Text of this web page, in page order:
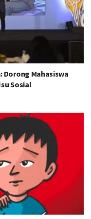
Dorong Mahasiswa
Sosial